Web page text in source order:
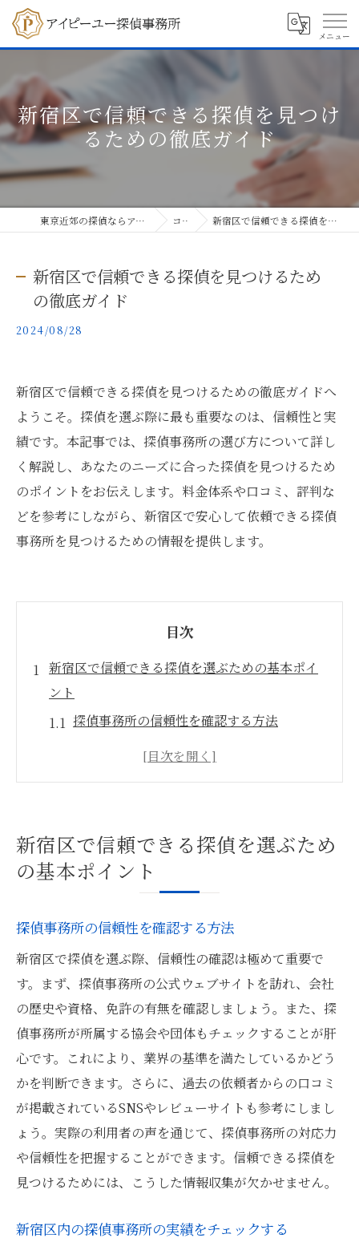
新宿区で信頼できる探偵を見つけ
るための徹底ガイド
東京近郊の探偵ならアイピーユー探偵事務所 コラム 新宿区で信頼できる探偵を見つけるための徹底ガイド
新宿区で信頼できる探偵を見つけるため
の徹底ガイド
2024/08/28
新宿区で信頼できる探偵を見つけるための徹底ガイドへ
ようこそ。探偵を選ぶ際に最も重要なのは、信頼性と実
績です。本記事では、探偵事務所の選び方について詳し
く解説し、あなたのニーズに合った探偵を見つけるため
のポイントをお伝えします。料金体系や口コミ、評判な
どを参考にしながら、新宿区で安心して依頼できる探偵
事務所を見つけるための情報を提供します。
目次
新宿区で信頼できる探偵を選ぶための基本ポイ
ント
探偵事務所の信頼性を確認する方法
新宿区内の探偵事務所の実績をチェックす
探偵事務所の対応の丁寧さを評価する
探偵事務所の契約内容を確認する
チェック事項
探偵事務所の評判を確認する方法
契約前に探偵事務所の料金体系を確認する
探偵事務所の運営歴を調べる
探偵事務所の資格と許可を確認する
探偵事務所とのコミュニケーションの重要
性
探偵事務所のサポート体制を評価する
新宿区の探偵事務所信頼性と実績の重要性
探偵事務所の過去の案件成功率を確認する
新宿区で信頼できる探偵を選ぶため
の基本ポイント
探偵事務所の信頼性を確認する方法
新宿区で探偵を選ぶ際、信頼性の確認は極めて重要で
す。まず、探偵事務所の公式ウェブサイトを訪れ、会社
の歴史や資格、免許の有無を確認しましょう。また、探
偵事務所が所属する協会や団体もチェックすることが肝
心です。これにより、業界の基準を満たしているかどう
かを判断できます。さらに、過去の依頼者からの口コミ
が掲載されているSNSやレビューサイトも参考にしまし
ょう。実際の利用者の声を通じて、探偵事務所の対応力
や信頼性を把握することができます。信頼できる探偵を
見つけるためには、こうした情報収集が欠かせません。
新宿区内の探偵事務所の実績をチェックする